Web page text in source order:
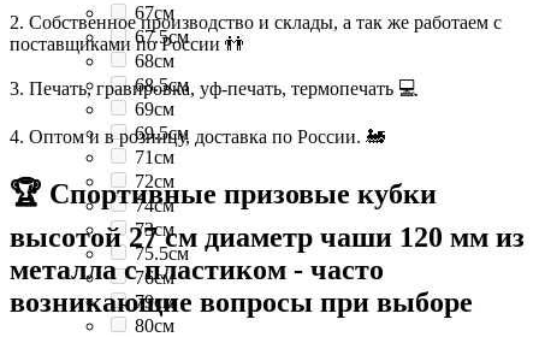
67см
67.5см
68см
68.5см
69см
69.5см
71см
72см
74см
73см
75.5см
76см
79см
80см
2. Собственное производство и склады, а так же работаем с
поставщиками по России 👬
3. Печать, гравировка, уф-печать, термопечать 💻
4. Оптом и в розницу, доставка по России. 🚂
🏆 Спортивные призовые кубки
высотой 27 см диаметр чаши 120 мм из
металла с пластиком - часто
возникающие вопросы при выборе